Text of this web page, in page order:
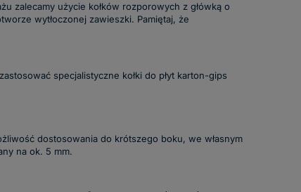
zalecamy użycie kołków rozporowych z główką o
wytłoczonej zawieszki. Pamiętaj, że
specjalistyczne kołki do płyt karton-gips
dostosowania do krótszego boku, we własnym
na ok. 5 mm.